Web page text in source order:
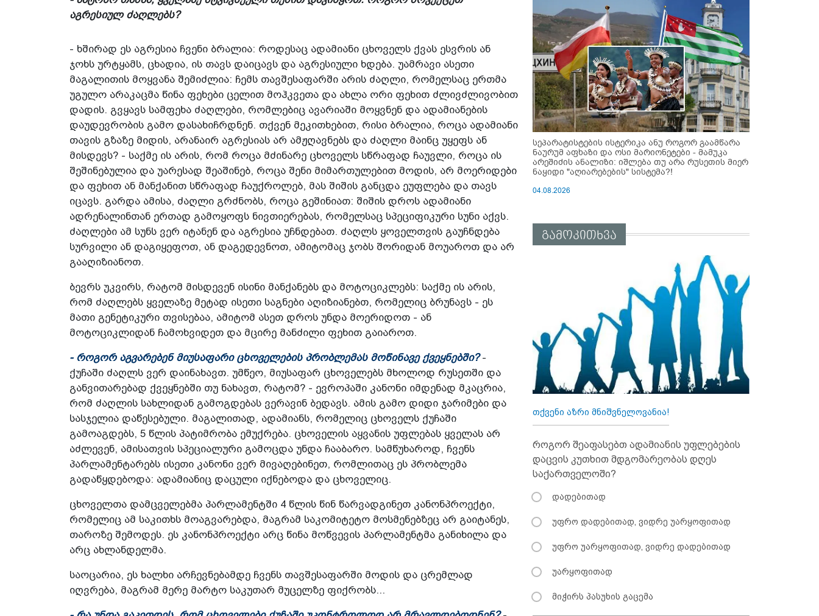
აგრესიულ ძაღლებს?
- ხშირად ეს აგრესია ჩვენი ბრალია: როდესაც ადამიანი ცხოველს ქვას ესვრის ან
ჯოხს ურტყამს, ცხადია, ის თავს დაიცავს და აგრესიული ხდება. უამრავი ასეთი
მაგალითის მოყვანა შემიძლია: ჩემს თავშესაფარში არის ძაღლი, რომელსაც ერთმა
უგულო არაკაცმა წინა ფეხები ცელით მოჰკვეთა და ახლა ორი ფეხით ძლივძლივობით
დადის. გვყავს სამფეხა ძაღლები, რომლებიც ავარიაში მოყვნენ და ადამიანების
დაუდევრობის გამო დასახიჩრდნენ. თქვენ მეკითხებით, რისი ბრალია, როცა ადამიანი
თავის გზაზე მიდის, არანაირ აგრესიას არ ამჟღავნებს და ძაღლი მაინც უყეფს ან
მისდევს? - საქმე ის არის, რომ როცა მძინარე ცხოველს სწრაფად ჩაუვლი, როცა ის
შეშინებულია და უარესად შეაშინებ, როცა შენი მიმართულებით მოდის, არ მოერიდები
და ფეხით ან მანქანით სწრაფად ჩაუქროლებ, მას შიშის განცდა ეუფლება და თავს
იცავს. გარდა ამისა, ძაღლი გრძნობს, როცა გეშინიათ: შიშის დროს ადამიანი
ადრენალინთან ერთად გამოყოფს ნივთიერებას, რომელსაც სპეციფიკური სუნი აქვს.
ძაღლები ამ სუნს ვერ იტანენ და აგრესია უჩნდებათ. ძაღლს ყოველთვის გაუჩნდება
სურვილი ან დაგიყეფოთ, ან დაგედევნოთ, ამიტომაც ჯობს შორიდან მოუაროთ და არ
გააღიზიანოთ.
ბევრს უკვირს, რატომ მისდევენ ისინი მანქანებს და მოტოციკლებს: საქმე ის არის,
რომ ძაღლებს ყველაზე მეტად ისეთი საგნები აღიზიანებთ, რომელიც ბრუნავს - ეს
მათი გენეტიკური თვისებაა, ამიტომ ასეთ დროს უნდა მოერიდოთ - ან
მოტოციკლიდან ჩამოხვიდეთ და მცირე მანძილი ფეხით გაიაროთ.
- როგორ აგვარებენ მიუსაფარი ცხოველების პრობლემას მოწინავე ქვეყნებში?-
ქუჩაში ძაღლს ვერ დაინახავთ. უმწეო, მიუსაფარ ცხოველებს მხოლოდ რუსეთში და
განვითარებად ქვეყნებში თუ ნახავთ, რატომ? - ევროპაში კანონი იმდენად მკაცრია,
რომ ძაღლის სახლიდან გამოგდებას ვერავინ ბედავს. ამის გამო დიდი ჯარიმები და
სასჯელია დაწესებული. მაგალითად, ადამიანს, რომელიც ცხოველს ქუჩაში
გამოაგდებს, 5 წლის პატიმრობა ემუქრება. ცხოველის აყვანის უფლებას ყველას არ
აძლევენ, ამისათვის სპეციალური გამოცდა უნდა ჩააბარო. სამწუხაროდ, ჩვენს
პარლამენტარებს ისეთი კანონი ვერ მივაღებინეთ, რომლითაც ეს პრობლემა
გადაწყდებოდა: ადამიანიც დაცული იქნებოდა და ცხოველიც.
ცხოველთა დამცველებმა პარლამენტში 4 წლის წინ წარვადგინეთ კანონპროექტი,
რომელიც ამ საკითხს მოაგვარებდა, მაგრამ საკომიტეტო მოსმენებზეც არ გაიტანეს,
თაროზე შემოდეს. ეს კანონპროექტი არც წინა მოწვევის პარლამენტმა განიხილა და
არც ახლანდელმა.
საოცარია, ეს ხალხი არჩევნებამდე ჩვენს თავშესაფარში მოდის და ცრემლად
იღვრება, მაგრამ მერე მარტო საკუთარ მუცელზე ფიქრობს...
სეპარატისტების ისტერიკა ანუ როგორ გაამწარა
ნაურუმ აფხაზი და ოსი მარიონეტები - მამუკა
არეშიძის ანალიზი: იშლება თუ არა რუსეთის მიერ
ნაყიდი "აღიარებების" სისტემა?!
04.08.2026
გამოკითხვა
თქვენი აზრი მნიშვნელოვანია!
როგორ შეაფასებთ ადამიანის უფლებების
დაცვის კუთხით მდგომარეობას დღეს
საქართველოში?
დადებითად
უფრო დადებითად, ვიდრე უარყოფითად
უფრო უარყოფითად, ვიდრე დადებითად
უარყოფითად
მიჭირს პასუხის გაცემა